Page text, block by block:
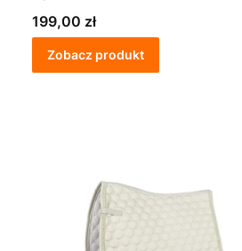
Cena
199,00 zł
Zobacz produkt